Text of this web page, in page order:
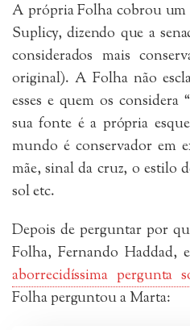
A própria Folha cobrou
Suplicy, dizendo que a
considerados mais
original). A Folha não
esses e quem os considera
sua fonte é a própria
mundo é conservador em
mãe, sinal da cruz, o estilo
sol etc.
Depois de perguntar por
Folha, Fernando Haddad,
aborrecidíssima pergunta
Folha perguntou a Marta: